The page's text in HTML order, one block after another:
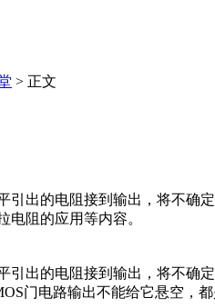
> 正文
引出的电阻接到输出，将不确
电阻的应用等内容。
引出的电阻接到输出，将不
门电路输出不能给它悬空，